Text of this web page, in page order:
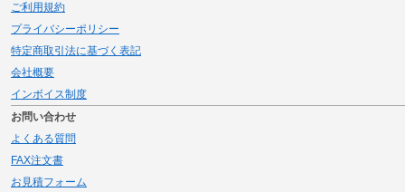
ご利用規約
プライバシーポリシー
特定商取引法に基づく表記
会社概要
インボイス制度
お問い合わせ
よくある質問
FAX注文書
お見積フォーム